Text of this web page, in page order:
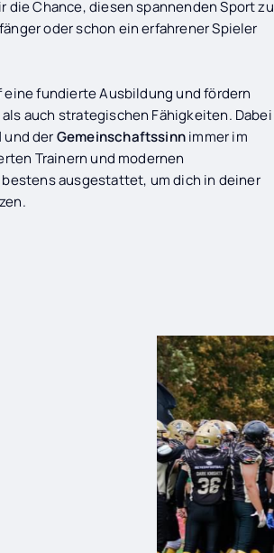
die Chance, diesen spannenden Sport zu
oder schon ein erfahrener Spieler
eine fundierte Ausbildung und fördern
auch strategischen Fähigkeiten. Dabei
und derGemeinschaftssinnimmer im
Trainern und modernen
ausgestattet, um dich in deiner